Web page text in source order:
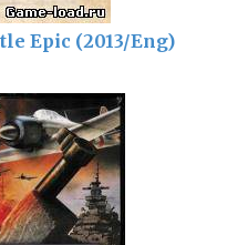
Epic (2013/Eng)